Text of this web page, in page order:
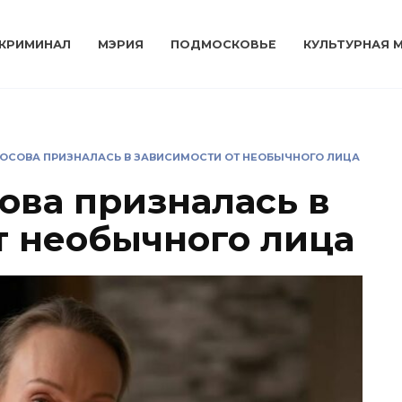
КРИМИНАЛ МЭРИЯ ПОДМОСКОВЬЕ КУЛЬТУРНАЯ
ПРИЗНАЛАСЬ В ЗАВИСИМОСТИ ОТ НЕОБЫЧНОГО ЛИЦА
призналась в
необычного лица